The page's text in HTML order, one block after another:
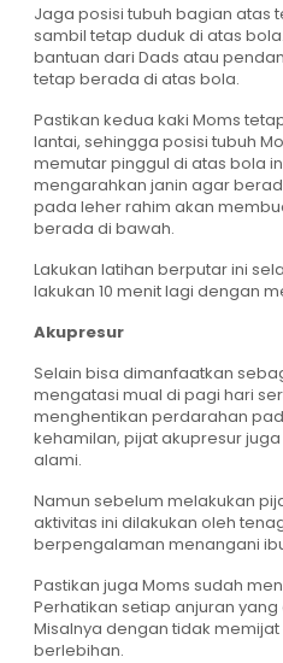
Jaga posisi tubuh bagian atas
sambil tetap duduk di atas
bantuan dari Dads atau
tetap berada di atas bola.
Pastikan kedua kaki Moms
lantai, sehingga posisi tubuh
memutar pinggul di atas bola
mengarahkan janin agar
pada leher rahim akan
berada di bawah.
Lakukan latihan berputar ini
lakukan 10 menit lagi dengan
Akupresur
Selain bisa dimanfaatkan
mengatasi mual di pagi hari
menghentikan perdarahan
kehamilan, pijat akupresur
alami.
Namun sebelum melakukan
aktivitas ini dilakukan oleh
berpengalaman menangani
Pastikan juga Moms sudah
Perhatikan setiap anjuran
Misalnya dengan tidak
berlebihan.